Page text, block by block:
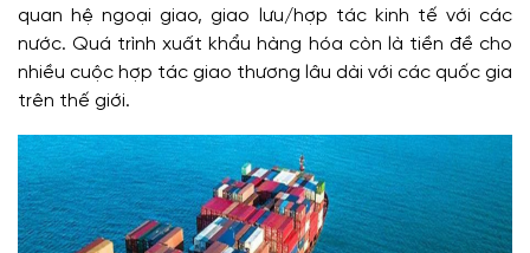
quan hệ ngoại giao, giao lưu/hợp tác kinh tế với các
nước. Quá trình xuất khẩu hàng hóa còn là tiền đề cho
nhiều cuộc hợp tác giao thương lâu dài với các quốc gia
trên thế giới.